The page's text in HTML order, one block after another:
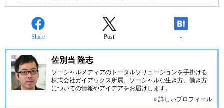
Share Post -
佐別当 隆志
ソーシャルメディアのトータルソリューションを手掛ける
株式会社ガイアックス所属。ソーシャルな生き方、働き方
についての情報やアイデアをお届けします。
» 詳しいプロフィール